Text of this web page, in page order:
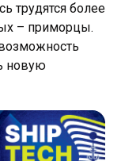
трудятся более
– приморцы.
новую